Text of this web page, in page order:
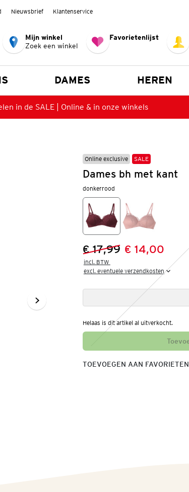
Nieuwsbrief Klantenservice
Mijn winkel
Zoek een winkel
Favorietenlijst
DAMES HEREN
in de SALE | Online & in onze winkels
Online exclusive SALE
Dames bh met kant
donkerrood
Vorige prijs:
€ 17,99
Nieuwe prijs:
€ 14,00
incl. BTW
excl. eventuele verzendkosten
Helaas is dit artikel al uitverkocht.
TOEVOEGEN AAN